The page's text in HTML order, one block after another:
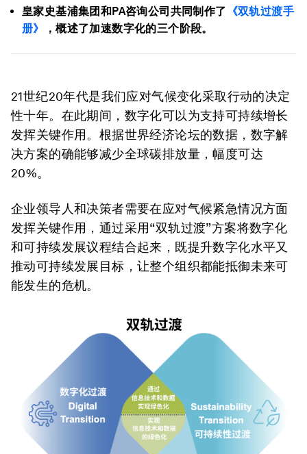
皇家史基浦集团和PA咨询公司共同制作了 《双轨过渡手
册》
，概述了加速数字化的三个阶段。
21世纪20年代是我们应对气候变化采取行动的决定
性十年。在此期间，数字化可以为支持可持续增长
发挥关键作用。根据世界经济论坛的数据，数字解
决方案的确能够减少全球碳排放量，幅度可达
20%。
企业领导人和决策者需要在应对气候紧急情况方面
发挥关键作用，通过采用“双轨过渡”方案将数字化
和可持续发展议程结合起来，既提升数字化水平又
推动可持续发展目标，让整个组织都能抵御未来可
能发生的危机。